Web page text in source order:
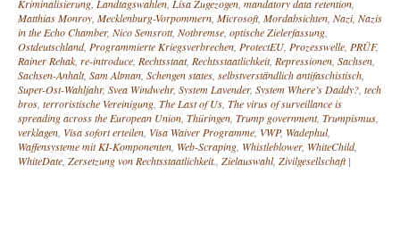
Kriminalisierung Landtagswahlen Lisa Zugezogen mandatory data retention
Matthias Monroy Mecklenburg-Vorpommern Microsoft, Mordabsichten Nazi, Nazis
in the Echo Chamber, Nico Semsrott, Notbremse optische Zielerfassung
Ostdeutschland, Programmierte Kriegsverbrechen ProtectEU Prozesswelle PRÜF,
Rainer Rehak re-introduce Rechtsstaat, Rechtsstaatlichkeit, Repressionen Sachsen
Sachsen-Anhalt, Sam Altman Schengen states selbstverständlich antifaschistisch
Super-Ost-Wahljahr, Svea Windwehr, System Lavender, System Where’s Daddy? tech
bros terroristische Vereinigung The Last of Us The virus of surveillance is
spreading across the European Union Thüringen Trump government, Trumpismus
verklagen Visa sofort erteilen Visa Waiver Programme VWP, Wadephul,
Waffensysteme mit KI-Komponenten Web-Scraping Whistleblower, WhiteChild,
WhiteDate Zersetzung von Rechtsstaatlichkeit. Zielauswahl, Zivilgesellschaft |